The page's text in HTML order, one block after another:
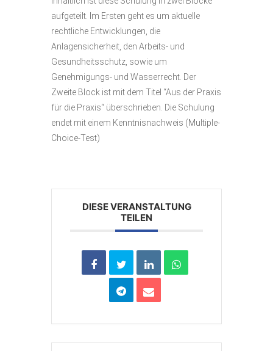
aufgeteilt. Im Ersten geht es um aktuelle
rechtliche Entwicklungen, die
Anlagensicherheit, den Arbeits- und
Gesundheitsschutz, sowie um
Genehmigungs- und Wasserrecht. Der
Zweite Block ist mit dem Titel “Aus der Praxis
für die Praxis“ überschrieben. Die Schulung
endet mit einem Kenntnisnachweis (Multiple-
Choice-Test)
DIESE VERANSTALTUNG
TEILEN